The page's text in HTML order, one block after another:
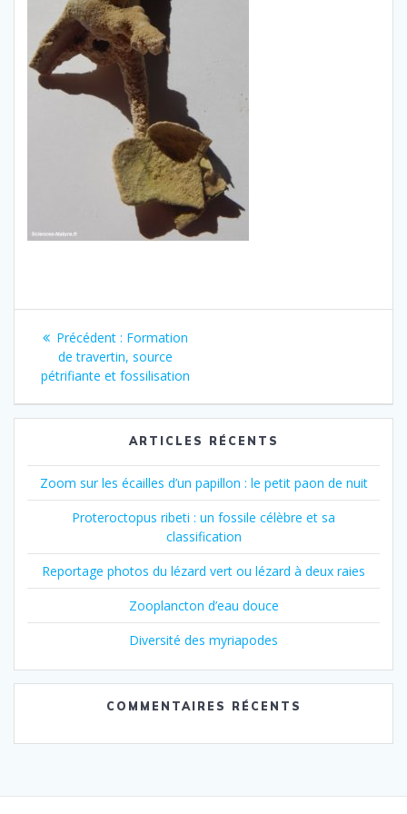
Navigation
de
l’article
Précédent : Article
précédent
:
Formation
de travertin, source
pétrifiante et fossilisation
ARTICLES RÉCENTS
Zoom sur les écailles d’un papillon : le petit paon de nuit
Proteroctopus ribeti : un fossile célèbre et sa
classification
Reportage photos du lézard vert ou lézard à deux raies
Zooplancton d’eau douce
Diversité des myriapodes
COMMENTAIRES RÉCENTS